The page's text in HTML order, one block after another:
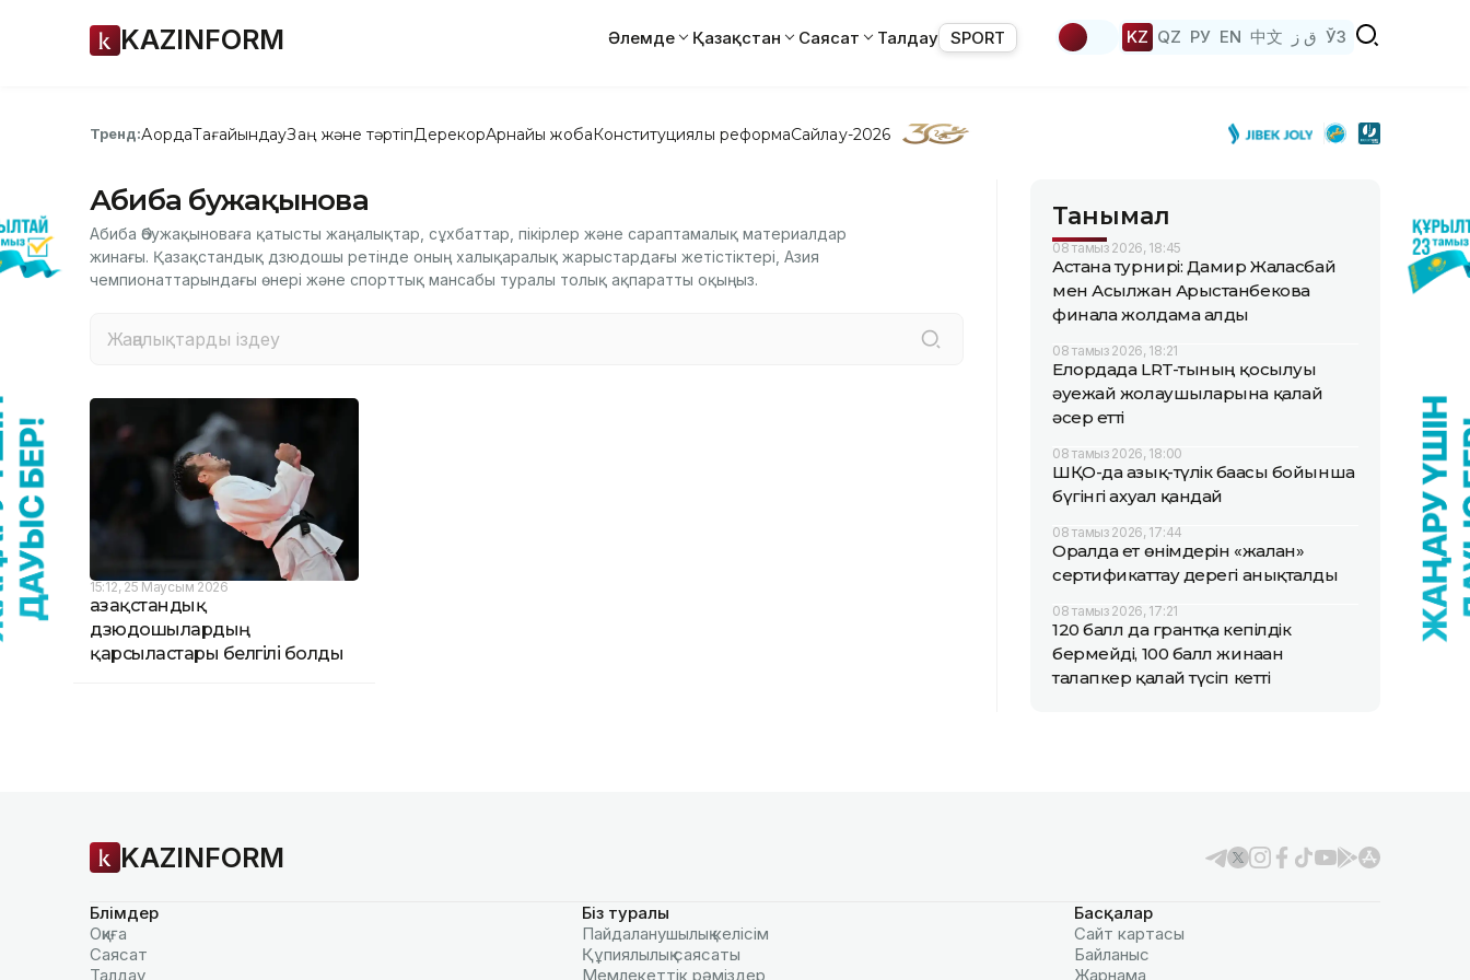
KAZINFORM Әлемде Қазақстан Саясат Талдау SPORT KZ QZ РУ EN 中文 ق ز ЎЗ
Тренд:АқордаТағайындауЗаң және тәртіпДерекқорАрнайы жобаКонституциялық реформаСайлау-2026
Абиба Әбужақынова
Абиба Әбужақыноваға қатысты жаңалықтар, сұхбаттар, пікірлер және сараптамалық материалдар
жинағы. Қазақстандық дзюдошы ретінде оның халықаралық жарыстардағы жетістіктері, Азия
чемпионаттарындағы өнері және спорттық мансабы туралы толық ақпаратты оқыңыз.
15:12, 25 Маусым 2026
Қазақстандық
дзюдошылардың
қарсыластары белгілі болды
Танымал
08 тамыз 2026, 18:45
Астана турнирі: Дамир Жалғасбай
мен Асылжан Арыстанбекова
финалға жолдама алды
08 тамыз 2026, 18:21
Елордада LRT-тының қосылуы
әуежай жолаушыларына қалай
әсер етті
08 тамыз 2026, 18:00
ШҚО-да азық-түлік бағасы бойынша
бүгінгі ахуал қандай
08 тамыз 2026, 17:44
Оралда ет өнімдерін «жалған»
сертификаттау дерегі анықталды
08 тамыз 2026, 17:21
120 балл да грантқа кепілдік
бермейді, 100 балл жинаған
талапкер қалай түсіп кетті
KAZINFORM
Бөлімдер
Оқиға
Саясат
Талдау
Біз туралы
Пайдаланушылық келiciм
Құпиялылық саясаты
Мемлекеттік рәміздер
Басқалар
Сайт картасы
Байланыс
Жарнама